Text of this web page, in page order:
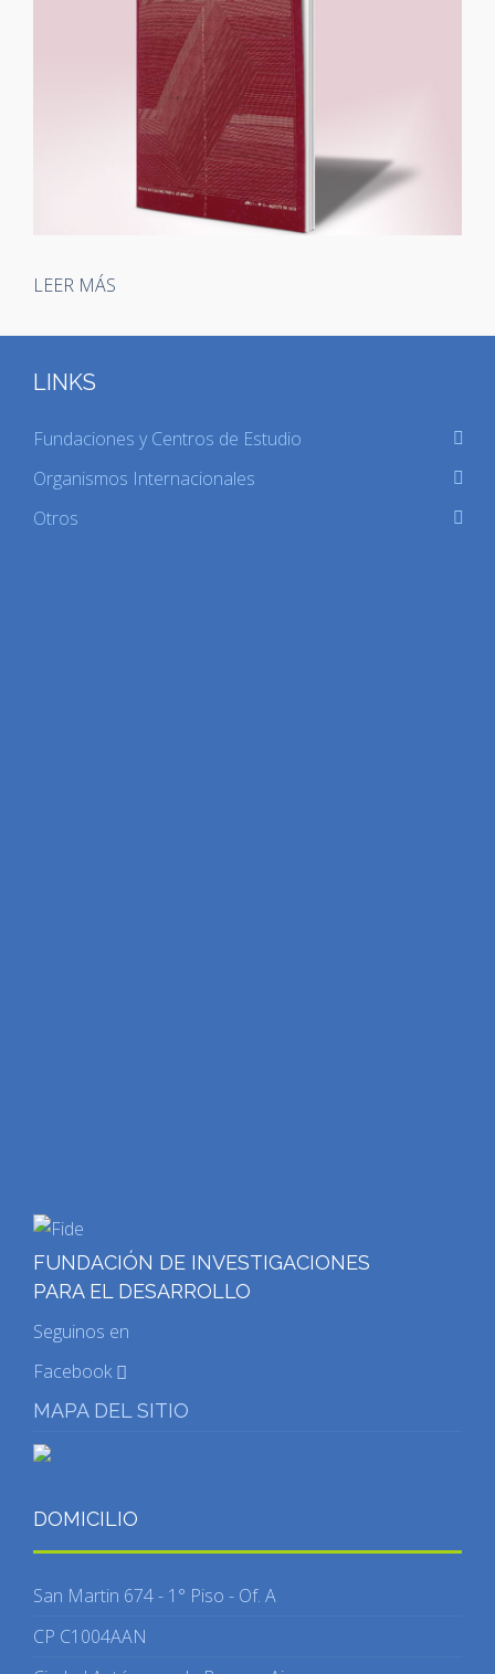
LEER MÁS
LINKS
Fundaciones y Centros de Estudio
Organismos Internacionales
Otros
FUNDACIÓN DE INVESTIGACIONES
PARA EL DESARROLLO
Seguinos en
Facebook
MAPA DEL SITIO
DOMICILIO
San Martin 674 - 1° Piso - Of. A
CP C1004AAN